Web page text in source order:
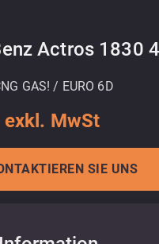
Actros 1830
GAS! / EURO 6D
exkl. MwSt
SIE UNS